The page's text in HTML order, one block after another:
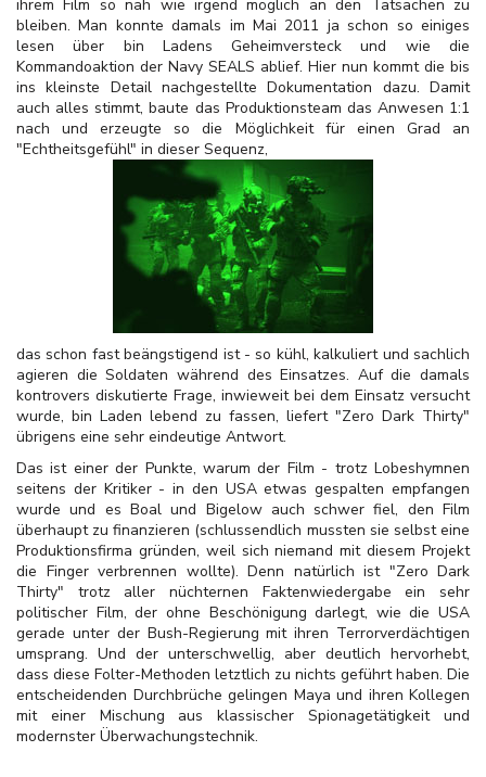
ihrem Film so nah wie irgend möglich an den Tatsachen zu
bleiben. Man konnte damals im Mai 2011 ja schon so einiges
lesen über bin Ladens Geheimversteck und wie die
Kommandoaktion der Navy SEALS ablief. Hier nun kommt die bis
ins kleinste Detail nachgestellte Dokumentation dazu. Damit
auch alles stimmt, baute das Produktionsteam das Anwesen 1:1
nach und erzeugte so die Möglichkeit für einen Grad an
"Echtheitsgefühl" in dieser Sequenz,
das schon fast beängstigend ist - so kühl, kalkuliert und sachlich
agieren die Soldaten während des Einsatzes. Auf die damals
kontrovers diskutierte Frage, inwieweit bei dem Einsatz versucht
wurde, bin Laden lebend zu fassen, liefert "Zero Dark Thirty"
übrigens eine sehr eindeutige Antwort.
Das ist einer der Punkte, warum der Film - trotz Lobeshymnen
seitens der Kritiker - in den USA etwas gespalten empfangen
wurde und es Boal und Bigelow auch schwer fiel, den Film
überhaupt zu finanzieren (schlussendlich mussten sie selbst eine
Produktionsfirma gründen, weil sich niemand mit diesem Projekt
die Finger verbrennen wollte). Denn natürlich ist "Zero Dark
Thirty" trotz aller nüchternen Faktenwiedergabe ein sehr
politischer Film, der ohne Beschönigung darlegt, wie die USA
gerade unter der Bush-Regierung mit ihren Terrorverdächtigen
umsprang. Und der unterschwellig, aber deutlich hervorhebt,
dass diese Folter-Methoden letztlich zu nichts geführt haben. Die
entscheidenden Durchbrüche gelingen Maya und ihren Kollegen
mit einer Mischung aus klassischer Spionagetätigkeit und
modernster Überwachungstechnik.